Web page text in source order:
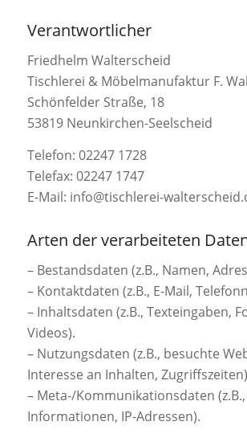
Verantwortlicher
Friedhelm Walterscheid
Tischlerei & Möbelmanufaktur F.
Schönfelder Straße, 18
53819 Neunkirchen-Seelscheid
Telefon: 02247 1728
Telefax: 02247 1747
E-Mail: info@tischlerei-
Arten der verarbeiteten
– Bestandsdaten (z.B., Namen,
– Kontaktdaten (z.B., E-Mail,
– Inhaltsdaten (z.B., Texteingaben,
Videos).
– Nutzungsdaten (z.B., besuchte
Interesse an Inhalten,
– Meta-/Kommunikationsdaten
Informationen, IP-Adressen).